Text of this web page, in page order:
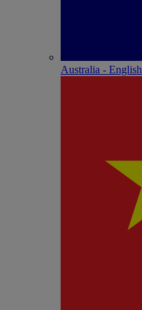
Australia - English